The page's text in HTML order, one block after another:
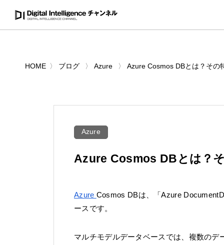
HOME ブログ Azure Azure Cosmos DBとは？その
Azure
Azure Cosmos DBとは？
Azure Cosmos DBは、「Azure
ースです。
マルチモデルデータベースでは、複数の